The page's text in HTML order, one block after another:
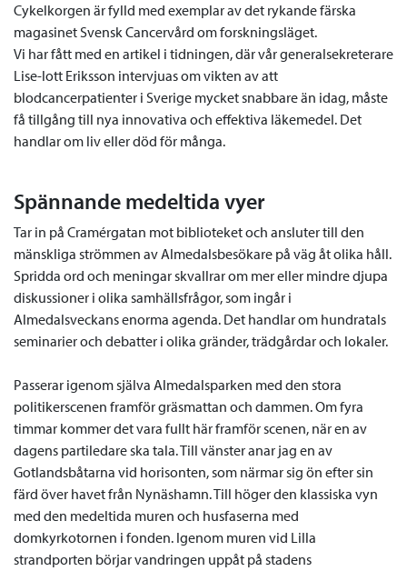
Cykelkorgen är fylld med exemplar av det rykande färska
magasinet Svensk Cancervård om forskningsläget.
Vi har fått med en artikel i tidningen, där vår generalsekreterare
Lise-lott Eriksson intervjuas om vikten av att
blodcancerpatienter i Sverige mycket snabbare än idag, måste
få tillgång till nya innovativa och effektiva läkemedel. Det
handlar om liv eller död för många.
Spännande medeltida vyer
Tar in på Cramérgatan mot biblioteket och ansluter till den
mänskliga strömmen av Almedalsbesökare på väg åt olika håll.
Spridda ord och meningar skvallrar om mer eller mindre djupa
diskussioner i olika samhällsfrågor, som ingår i
Almedalsveckans enorma agenda. Det handlar om hundratals
seminarier och debatter i olika gränder, trädgårdar och lokaler.
Passerar igenom själva Almedalsparken med den stora
politikerscenen framför gräsmattan och dammen. Om fyra
timmar kommer det vara fullt här framför scenen, när en av
dagens partiledare ska tala. Till vänster anar jag en av
Gotlandsbåtarna vid horisonten, som närmar sig ön efter sin
färd över havet från Nynäshamn. Till höger den klassiska vyn
med den medeltida muren och husfaserna med
domkyrkotornen i fonden. Igenom muren vid Lilla
strandporten börjar vandringen uppåt på stadens